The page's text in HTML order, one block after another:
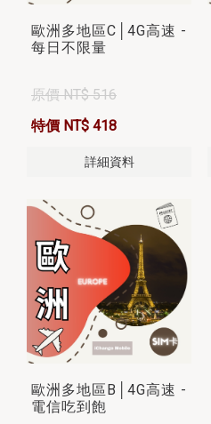
歐洲多地區C│4G高速 -
每日不限量
原價 NT$ 516
特價 NT$ 418
詳細資料
歐洲多地區B│4G高速 -
電信吃到飽